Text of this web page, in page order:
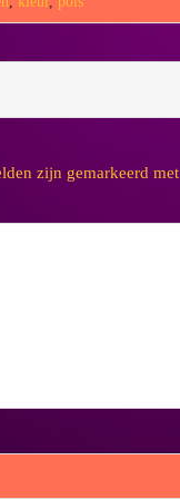
zijn gemarkeerd met